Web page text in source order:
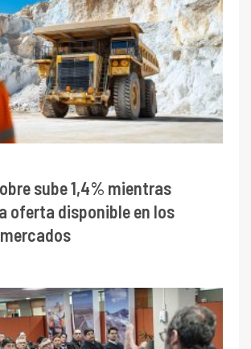
sube 1,4% mientras
oferta disponible en los